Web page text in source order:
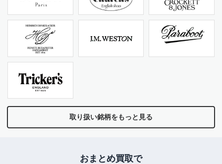
取り扱い銘柄をもっと見る
おまとめ買取で